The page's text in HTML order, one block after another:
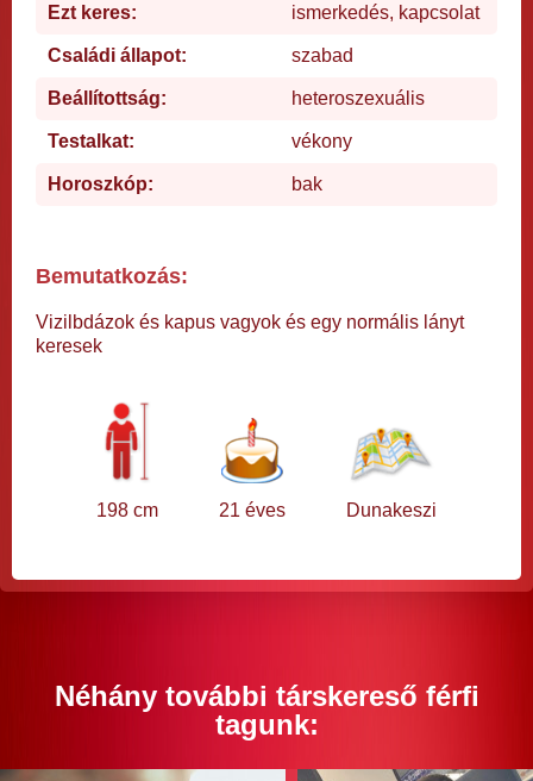
Ezt keres: ismerkedés, kapcsolat
Családi állapot: szabad
Beállítottság: heteroszexuális
Testalkat: vékony
Horoszkóp: bak
Bemutatkozás:
Vizilbdázok és kapus vagyok és egy normális lányt
keresek
198 cm 21 éves Dunakeszi
Néhány további társkereső férfi
tagunk: